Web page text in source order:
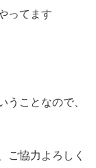
ってます
うことなので、
ご協力よろしく